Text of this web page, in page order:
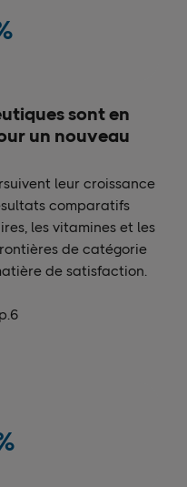
sont en
un nouveau
leur croissance
comparatifs
les vitamines et les
de catégorie
de satisfaction.